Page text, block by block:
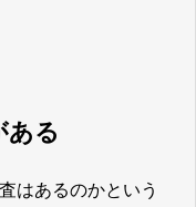
ある
はあるのかという